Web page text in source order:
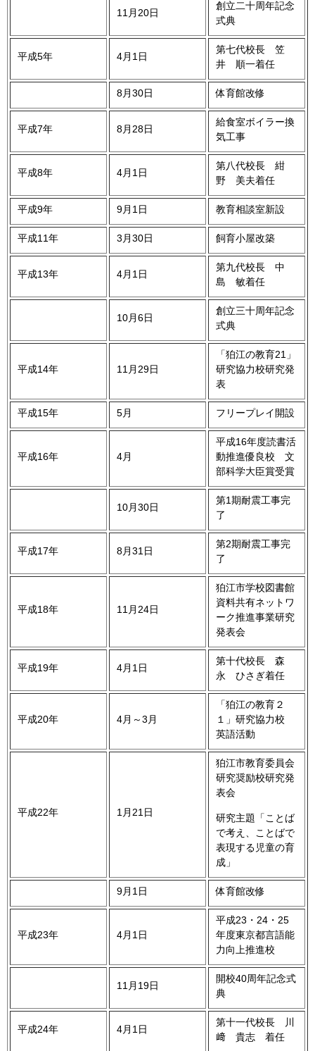
11月20日
創立二十周年記念
式典
平成5年 4月1日
第七代校長 笠
井 順一着任
8月30日 体育館改修
平成7年 8月28日
給食室ボイラー換
気工事
平成8年 4月1日
第八代校長 紺
野 美夫着任
平成9年 9月1日 教育相談室新設
平成11年 3月30日 飼育小屋改築
平成13年 4月1日
第九代校長 中
島 敏着任
10月6日
創立三十周年記念
式典
平成14年 11月29日
「狛江の教育21」
研究協力校研究発
表
平成15年 5月 フリープレイ開設
平成16年 4月
平成16年度読書活
動推進優良校 文
部科学大臣賞受賞
10月30日
第1期耐震工事完
了
平成17年 8月31日
第2期耐震工事完
了
平成18年 11月24日
狛江市学校図書館
資料共有ネットワ
ーク推進事業研究
発表会
平成19年 4月1日
第十代校長 森
永 ひさぎ着任
平成20年 4月～3月
「狛江の教育２
１」研究協力校
英語活動
平成22年 1月21日
狛江市教育委員会
研究奨励校研究発
表会
研究主題「ことば
で考え、ことばで
表現する児童の育
成」
9月1日 体育館改修
平成23年 4月1日
平成23・24・25
年度東京都言語能
力向上推進校
11月19日
開校40周年記念式
典
平成24年 4月1日
第十一代校長 川
﨑 貴志 着任